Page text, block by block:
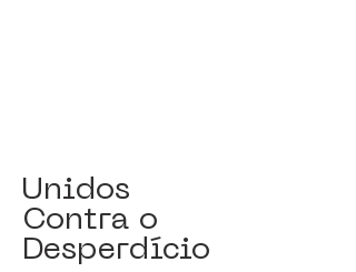
Unidos
Contra o
Desperdício